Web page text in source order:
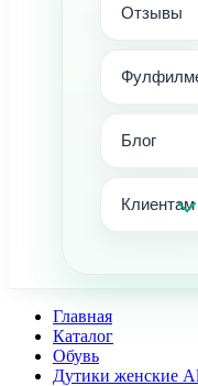
Отзывы
Блог
Клиентам
Главная
Каталог
Обувь
Дутики женские